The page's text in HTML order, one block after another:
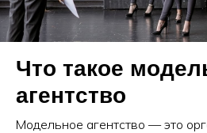
Что такое
агентство
Модельное агентство — это